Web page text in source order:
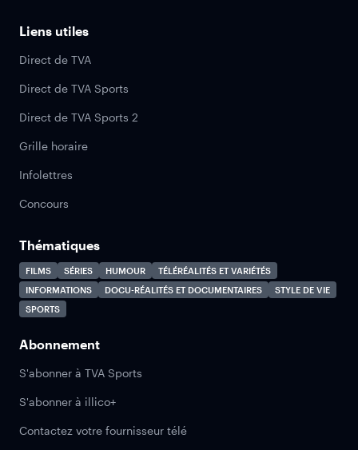
Liens utiles
Direct de TVA
Direct de TVA Sports
Direct de TVA Sports 2
Grille horaire
Infolettres
Concours
Thématiques
FILMS SÉRIES HUMOUR
TÉLÉRÉALITÉS ET VARIÉTÉS
INFORMATIONS
DOCU-RÉALITÉS ET DOCUMENTAIRES
STYLE DE VIE
SPORTS
Abonnement
S'abonner à TVA Sports
S'abonner à illico+
Contactez votre fournisseur télé